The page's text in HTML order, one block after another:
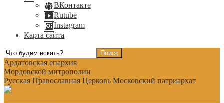
ВКонтакте
Rutube
Instagram
Карта сайта
Ардатовская епархия
Мордовской митрополии
Русская Православная Церковь Московский патриархат